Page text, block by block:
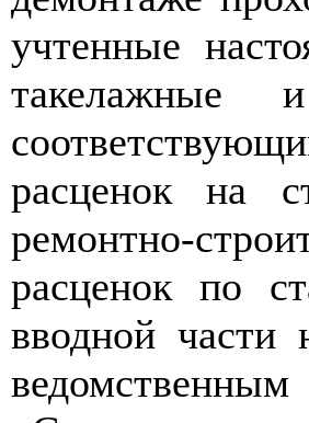
учтенные
такелажные
расценок на
ремонтно-
расценок по
вводной части